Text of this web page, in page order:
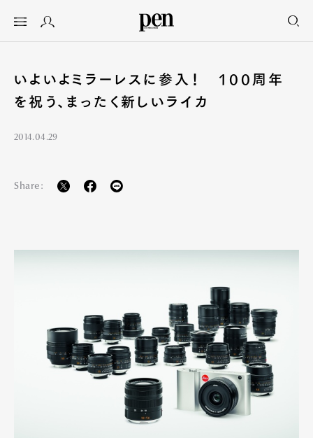
いよいよミラーレスに参入！ 100周年
を祝う、まったく新しいライカ
2014.04.29
Share: